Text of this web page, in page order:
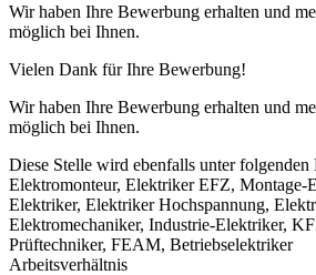
Wir haben Ihre Bewerbung erhalten und
möglich bei Ihnen.
Vielen Dank für Ihre Bewerbung!
Wir haben Ihre Bewerbung erhalten und
möglich bei Ihnen.
Diese Stelle wird ebenfalls unter folgenden
Elektromonteur, Elektriker EFZ, Montage-
Elektriker, Elektriker Hochspannung,
Elektromechaniker, Industrie-Elektriker,
Prüftechniker, FEAM, Betriebselektriker
Arbeitsverhältnis